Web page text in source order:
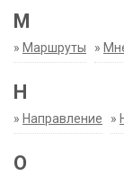
М
» Маршруты »
Н
» Направление »
О